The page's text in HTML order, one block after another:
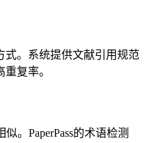
式。系统提供文献引用规范
复率。
。PaperPass的术语检测